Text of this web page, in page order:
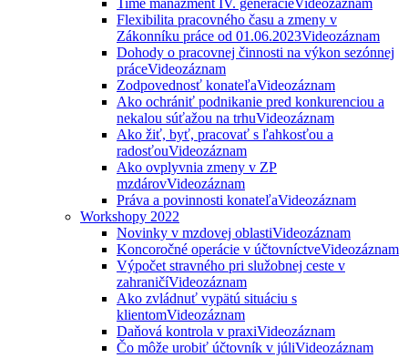
Flexibilita pracovného času a zmeny v
Zákonníku práce od 01.06.2023Videozáznam
Dohody o pracovnej činnosti na výkon sezónnej
práceVideozáznam
Zodpovednosť konateľaVideozáznam
Ako ochrániť podnikanie pred konkurenciou a
nekalou súťažou na trhuVideozáznam
Ako žiť, byť, pracovať s ľahkosťou a
radosťouVideozáznam
Ako ovplyvnia zmeny v ZP
mzdárovVideozáznam
Práva a povinnosti konateľaVideozáznam
Workshopy 2022
Novinky v mzdovej oblastiVideozáznam
Koncoročné operácie v účtovníctveVideozáznam
Výpočet stravného pri služobnej ceste v
zahraničíVideozáznam
Ako zvládnuť vypätú situáciu s
klientomVideozáznam
Daňová kontrola v praxiVideozáznam
Čo môže urobiť účtovník v júliVideozáznam